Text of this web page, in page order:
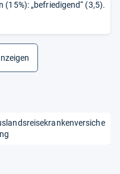
(15%): „befriedigend“ (3,5).